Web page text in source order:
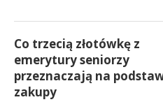
Co trzecią złotówkę z
emerytury seniorzy
przeznaczają na
zakupy